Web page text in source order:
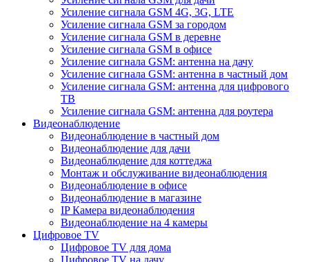
Усиление сигнала GSM 4G, 3G, LTE
Усиление сигнала GSM за городом
Усиление сигнала GSM в деревне
Усиление сигнала GSM в офисе
Усиление сигнала GSM: антенна на дачу
Усиление сигнала GSM: антенна в частный дом
Усиление сигнала GSM: антенна для цифрового
ТВ
Усиление сигнала GSM: антенна для роутера
Видеонаблюдение
Видеонаблюдение в частный дом
Видеонаблюдение для дачи
Видеонаблюдение для коттеджа
Монтаж и обслуживание видеонаблюдения
Видеонаблюдение в офисе
Видеонаблюдение в магазине
IP Камера видеонаблюдения
Видеонаблюдение на 4 камеры
Цифровое TV
Цифровое TV для дома
Цифровое TV на дачу